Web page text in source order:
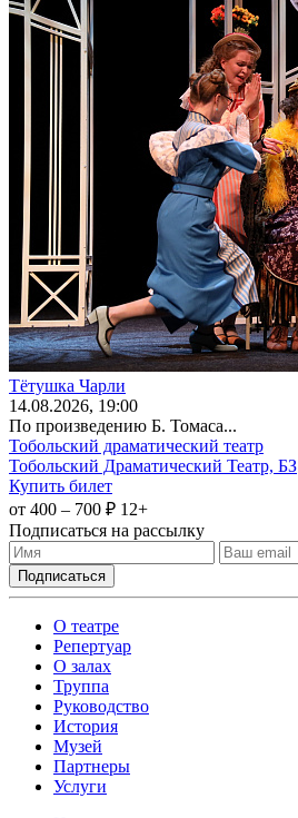
Тётушка Чарли
14.08.2026, 19:00
По произведению Б. Томаса...
Тобольский драматический театр
Тобольский Драматический Театр, БЗ
Купить билет
от 400 – 700 ₽ 12+
Подписаться на рассылку
О театре
Репертуар
О залах
Труппа
Руководство
История
Музей
Партнеры
Услуги